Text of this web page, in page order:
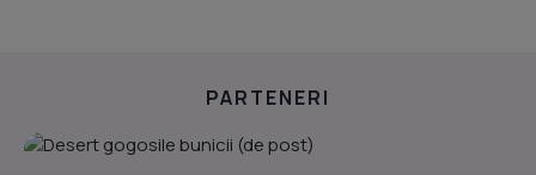
PARTENERI